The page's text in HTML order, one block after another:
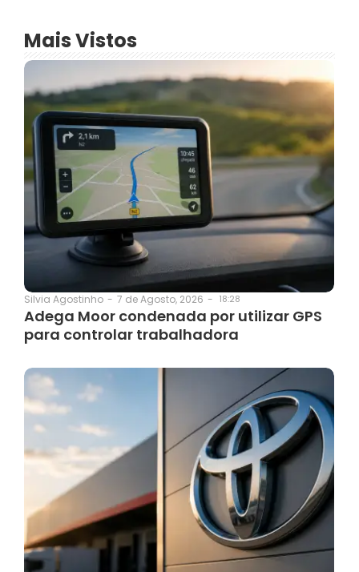
Mais Vistos
Silvia Agostinho - 7 de Agosto, 2026 - 18:28
Adega Moor condenada por utilizar GPS
para controlar trabalhadora